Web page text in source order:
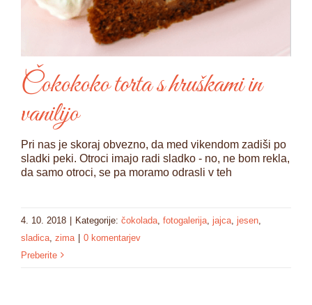
Čokokoko torta s hruškami in
vanilijo
Pri nas je skoraj obvezno, da med vikendom zadiši po
sladki peki. Otroci imajo radi sladko - no, ne bom rekla,
da samo otroci, se pa moramo odrasli v teh
4. 10. 2018 | Kategorije: čokolada fotogalerija jajca jesen
sladica zima | 0 komentarjev
Preberite